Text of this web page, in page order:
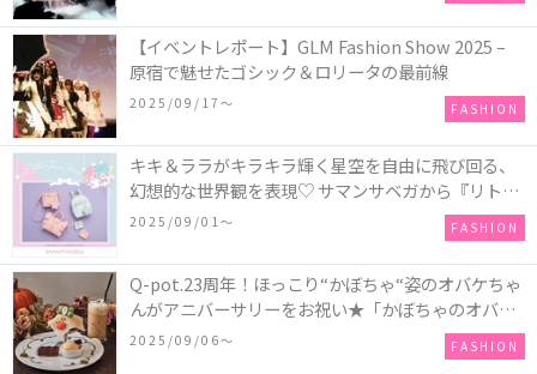
【イベントレポート】GLM Fashion Show 2025 –
原宿で魅せたゴシック＆ロリータの最前線
2025/09/17〜 FASHION
キキ＆ララがキラキラ輝く星空を自由に飛び回る、
幻想的な世界観を表現♡ サマンサベガから『リトル
ツインスターズ』50周年アニバーサリーイヤー』を
2025/09/01〜 FASHION
Q-pot.23周年！ほっこり“かぼちゃ“姿のオバケちゃ
んがアニバーサリーをお祝い★「かぼちゃのオバケ
ーキアクセサリー」が新発売！Q-pot CAFE.では
「かぼちゃのオバケーキプレート」も登場
2025/09/06〜 FASHION